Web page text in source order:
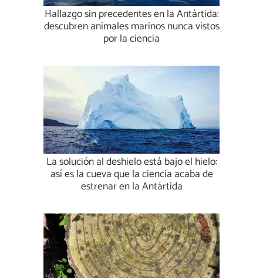
Hallazgo sin precedentes en la Antártida:
descubren animales marinos nunca vistos
por la ciencia
La solución al deshielo está bajo el hielo:
así es la cueva que la ciencia acaba de
estrenar en la Antártida